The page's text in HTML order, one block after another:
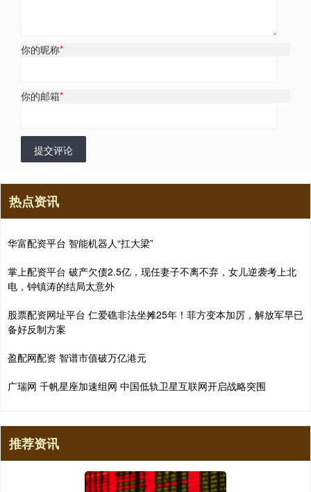
你的昵称*
你的邮箱*
提交评论
热点资讯
华富配资平台 智能机器人“扛大梁”
掌上配资平台 破产欠债2.5亿，现任妻子不离不弃，女儿逆袭考上北
电，钟镇涛的结局太意外
股票配资网址平台 仁爱礁非法坐摊25年！菲方变本加厉，解放军早已
备好反制方案
盈配网配资 智谱市值破万亿港元
广瑞网 千帆星座加速组网 中国低轨卫星互联网开启战略突围
推荐资讯